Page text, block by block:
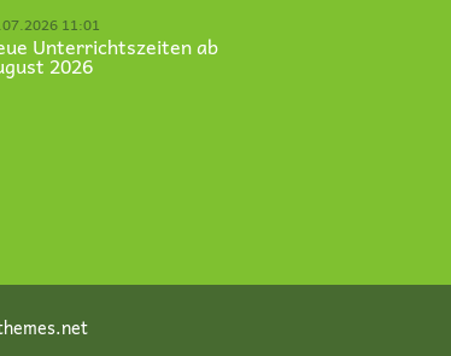
11:01
Unterrichtszeiten ab
2026